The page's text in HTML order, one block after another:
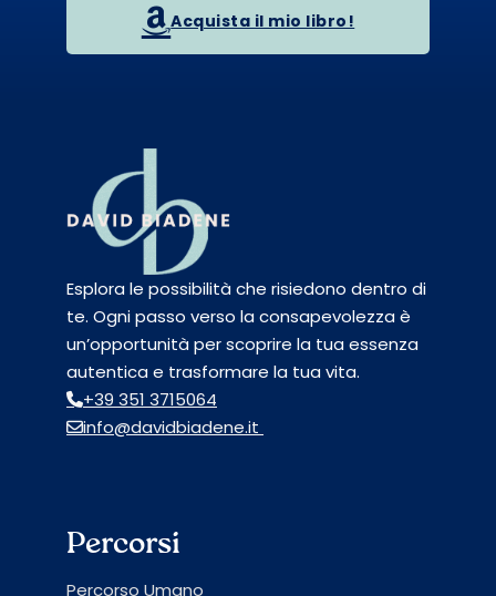
Acquista il mio libro!
Esplora le possibilità che risiedono dentro di
te. Ogni passo verso la consapevolezza è
un’opportunità per scoprire la tua essenza
autentica e trasformare la tua vita.
+39 351 3715064
info@davidbiadene.it
Percorsi
Percorso Umano